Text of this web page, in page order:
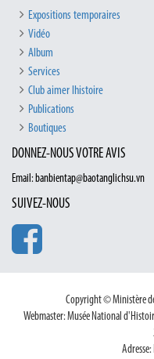
Expositions temporaires
Vidéo
Album
Services
Club aimer lhistoire
Publications
Boutiques
DONNEZ-NOUS VOTRE AVIS
Email: banbientap@baotanglichsu.vn
SUIVEZ-NOUS
Copyright © Ministère
Webmaster: Musée National
Adresse: